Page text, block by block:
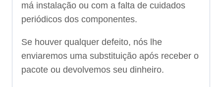
má instalação ou com a falta de cuidados
periódicos dos componentes.
Se houver qualquer defeito, nós lhe
enviaremos uma substituição após receber o
pacote ou devolvemos seu dinheiro.